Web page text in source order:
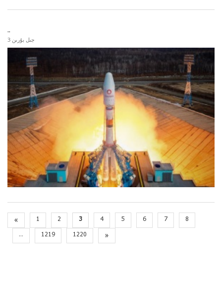
..
3 جىل بۇرىن
« 1 2 3 4 5 6 7
8
...
1219 1220 »